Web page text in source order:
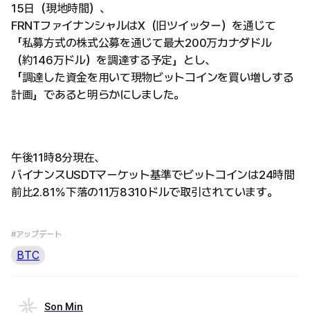
15日（現地時間）、
FRNTファイナンシャルはX（旧ツイッター）を通じて
「私募方式の株式公募を通じて最大200万カナダドル
（約146万ドル）を調達する予定」とし、
「調達した資金を用いて現物ビットコインを買い増しする
計画」であると明らかにしました。
午後11時8分現在、
バイナンスUSDTマーケット基準でビットコインは24時間
前比2.81％下落の11万8310ドルで取引されています。
#アップデート
BTC
Son Min